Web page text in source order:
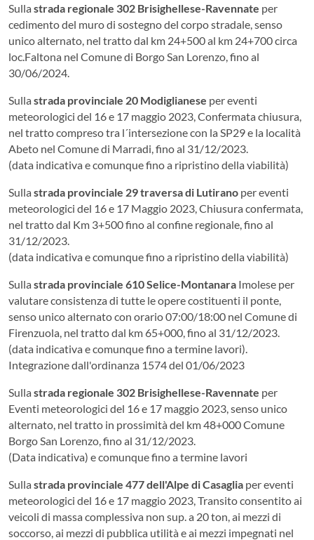
Sulla strada regionale 302 Brisighellese-Ravennate per
cedimento del muro di sostegno del corpo stradale, senso
unico alternato, nel tratto dal km 24+500 al km 24+700 circa
loc.Faltona nel Comune di Borgo San Lorenzo, fino al
30/06/2024.
Sulla strada provinciale 20 Modiglianese per eventi
meteorologici del 16 e 17 maggio 2023, Confermata chiusura,
nel tratto compreso tra l´intersezione con la SP29 e la località
Abeto nel Comune di Marradi, fino al 31/12/2023.
(data indicativa e comunque fino a ripristino della viabilità)
Sulla strada provinciale 29 traversa di Lutirano per eventi
meteorologici del 16 e 17 Maggio 2023, Chiusura confermata,
nel tratto dal Km 3+500 fino al confine regionale, fino al
31/12/2023.
(data indicativa e comunque fino a ripristino della viabilità)
Sulla strada provinciale 610 Selice-Montanara Imolese per
valutare consistenza di tutte le opere costituenti il ponte,
senso unico alternato con orario 07:00/18:00 nel Comune di
Firenzuola, nel tratto dal km 65+000, fino al 31/12/2023.
(data indicativa e comunque fino a termine lavori).
Integrazione dall'ordinanza 1574 del 01/06/2023
Sulla strada regionale 302 Brisighellese-Ravennate per
Eventi meteorologici del 16 e 17 maggio 2023, senso unico
alternato, nel tratto in prossimità del km 48+000 Comune
Borgo San Lorenzo, fino al 31/12/2023.
(Data indicativa) e comunque fino a termine lavori
Sulla strada provinciale 477 dell'Alpe di Casaglia per eventi
meteorologici del 16 e 17 maggio 2023, Transito consentito ai
veicoli di massa complessiva non sup. a 20 ton, ai mezzi di
soccorso, ai mezzi di pubblica utilità e ai mezzi impegnati nel